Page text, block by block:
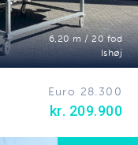
6,20 m / 20 fod
Ishøj
Euro 28.300
kr. 209.900